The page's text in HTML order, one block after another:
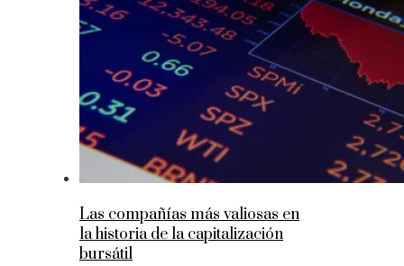
Las compañías más valiosas en
la historia de la capitalización
bursátil